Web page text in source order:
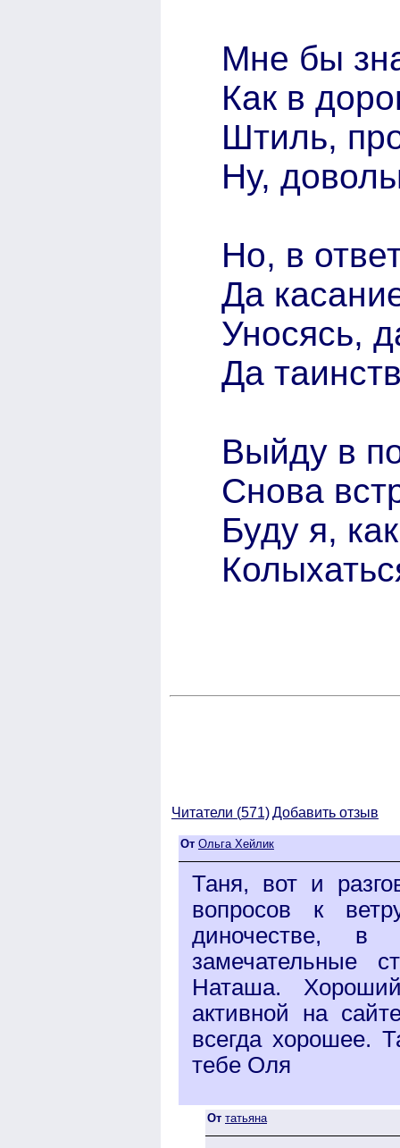
Мне бы
Как в
Штиль,
Ну,
Но, в
Да
Уносясь,
Да
Выйду в
Снова
Буду я,
Читатели (571)Добавить отзыв
От Ольга Хейлик
Таня, вот и
вопросов к
диночестве,
замечательные
Наташа.
активной на
всегда хорошее.
тебе Оля
От татьяна